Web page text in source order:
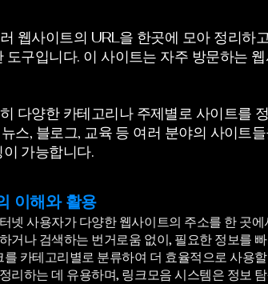
웹사이트의 URL을 한곳에 모아 정리하
도구입니다. 이 사이트는 자주 방문하는
다양한 카테고리나 주제별로 사이트를
스, 블로그, 교육 등 여러 분야의 사이트
가능합니다.
이해와 활용
넷 사용자가 다양한 웹사이트의 주소를 한 곳
거나 검색하는 번거로움 없이, 필요한 정보를
카테고리별로 분류하여 더 효율적으로 사용
리하는 데 유용하며, 링크모음 시스템은 정보